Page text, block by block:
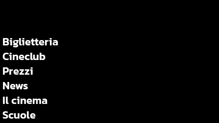
Biglietteria
Cineclub
Prezzi
News
Il cinema
Scuole